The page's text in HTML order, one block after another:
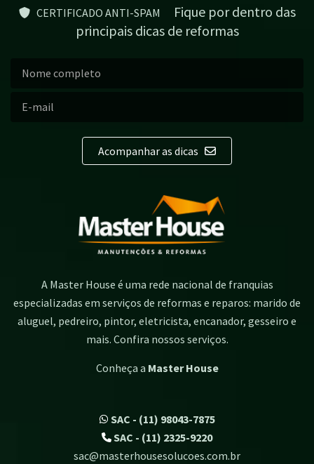
CERTIFICADO ANTI-SPAM
Fique por dentro das
principais dicas de reformas
Acompanhar as dicas
A Master House é uma rede nacional de franquias
especializadas em serviços de reformas e reparos: marido de
aluguel, pedreiro, pintor, eletricista, encanador, gesseiro e
mais. Confira nossos serviços.
Conheça a Master House
SAC - (11) 98043-7875
SAC - (11) 2325-9220
sac@masterhousesolucoes.com.br